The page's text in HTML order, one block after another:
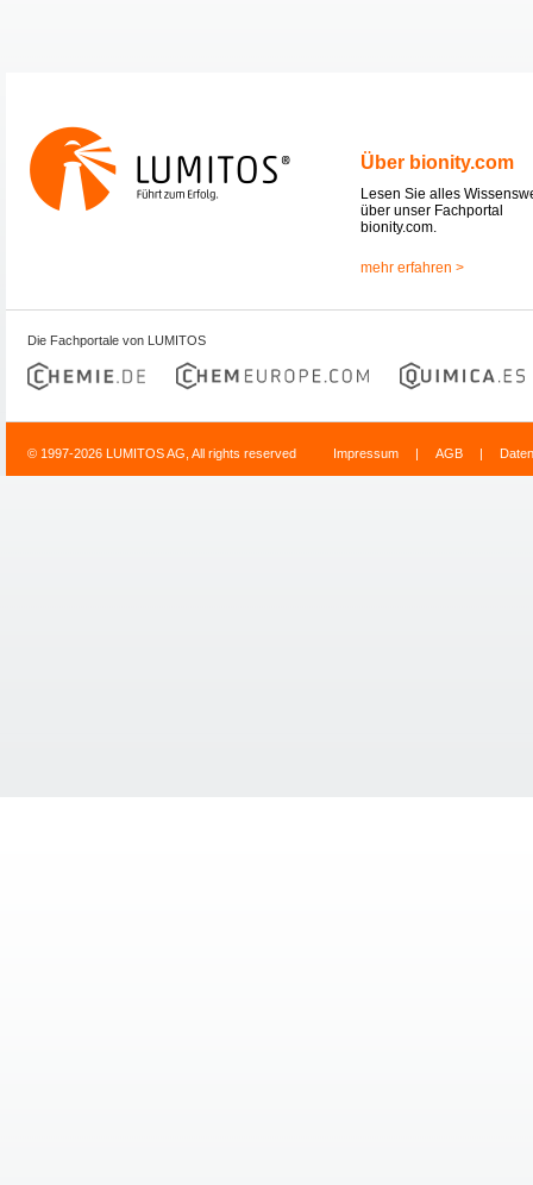
Über bionity.com
Lesen Sie alles
über unser Fachportal
bionity.com.
mehr erfahren >
Die Fachportale von LUMITOS
© 1997-2026 LUMITOS AG, All rights reserved Impressum | AGB |